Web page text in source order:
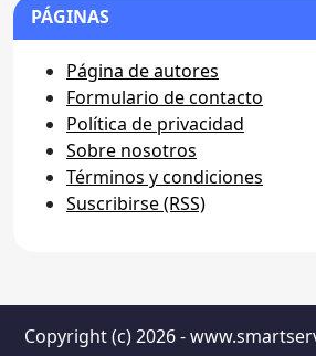
PÁGINAS
Página de autores
Formulario de contacto
Política de privacidad
Sobre nosotros
Términos y condiciones
Suscribirse (RSS)
Copyright (c) 2026 -